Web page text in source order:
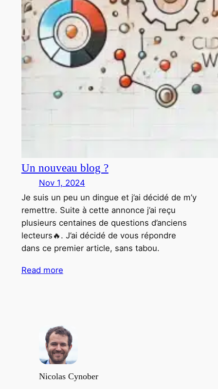
Un nouveau blog ?
Nov 1, 2024
Je suis un peu un dingue et j’ai décidé de m’y
remettre. Suite à cette annonce j’ai reçu
plusieurs centaines de questions d’anciens
lecteurs🔥. J’ai décidé de vous répondre
dans ce premier article, sans tabou.
Read more
Nicolas Cynober